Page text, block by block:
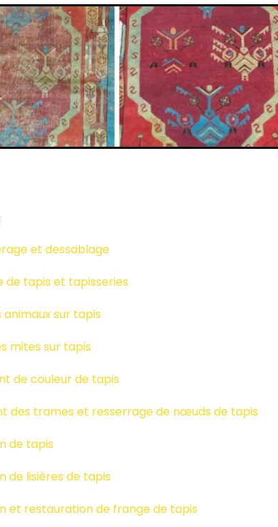
et dessablage
de tapis et tapisseries
animaux sur tapis
mites sur tapis
de couleur de tapis
des trames et resserrage de nœuds de tapis
de tapis
de lisières de tapis
et restauration de frange de tapis